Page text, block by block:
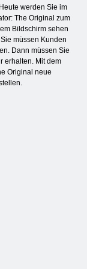
werden Sie im
The Original zum
Bildschirm sehen
müssen Kunden
Dann müssen Sie
erhalten. Mit dem
Original neue